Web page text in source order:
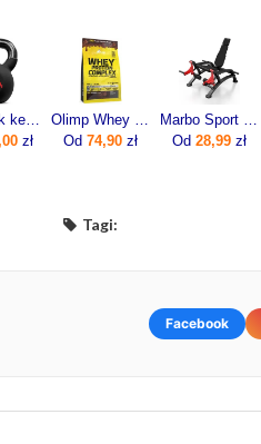
Odważnik kettlebell żeliwny 20kg
zł
Olimp Whey Protein Complex 600g
Od 74,90 zł
Marbo Sport Maszyna Na Mięsień Czworogłowy Uda Mf U011 Czarny Antracyt Metalic
Od 28,99 zł
Tagi:
Facebook